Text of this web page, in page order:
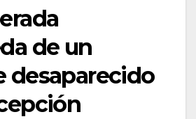
de un
desaparecido